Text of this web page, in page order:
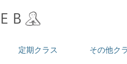
定期クラス その他ク